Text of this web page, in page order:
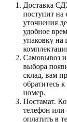
Доставка
поступит на
уточнения
удобное
упаковку на
Самовывоз
выбора
склад, вам
обратитесь
номер.
Постамат.
телефон или
оплатить в